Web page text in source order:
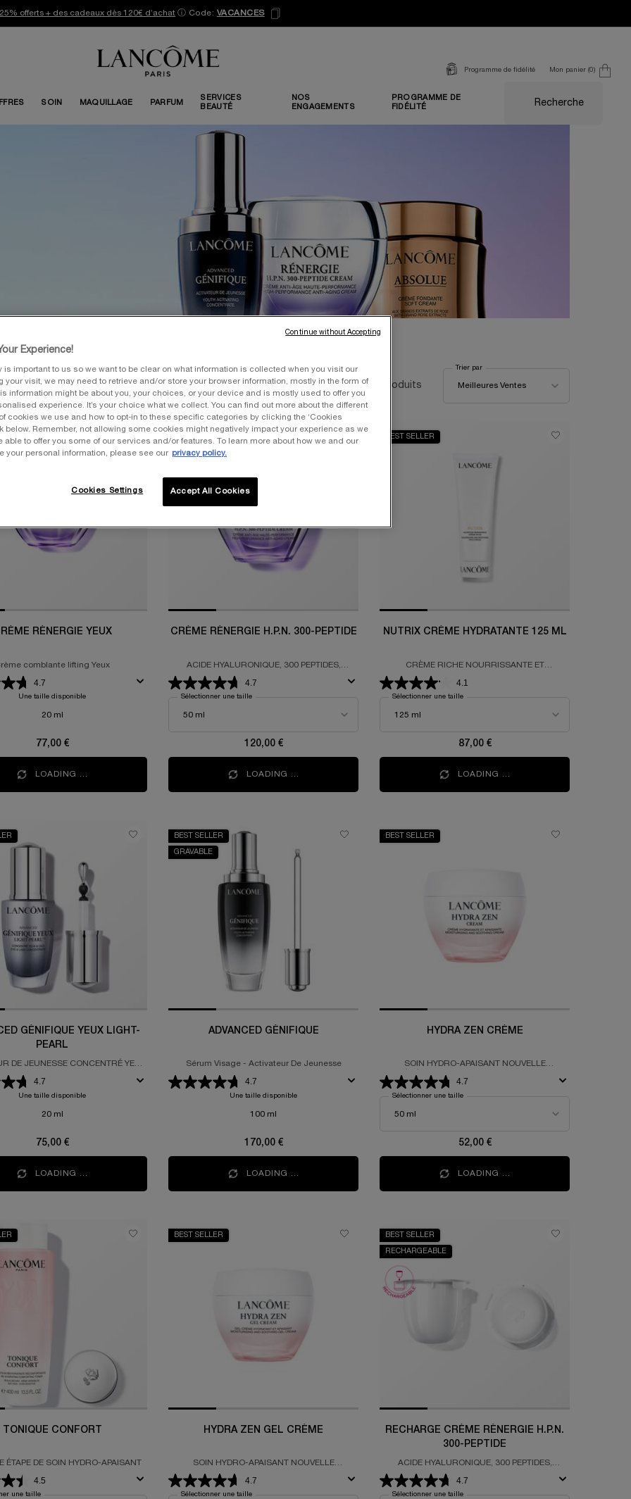
25% offerts + des cadeaux dès 120€ d’achat ⓘ Code: VACANCES
Programme de fidélité
Mon panier 0
0 produit
SOIN MAQUILLAGE PARFUM
SERVICES
BEAUTÉ
NOS
ENGAGEMENTS
PROGRAMME DE
FIDÉLITÉ
Recherche
90 produits
Meilleures Ventes
Trier par
RÉNERGIE YEUX
comblante lifting Yeux
4.7
Une taille disponible
20 ml
77,00 €
LOADING ...
BEST SELLER
CRÈME RÉNERGIE H.P.N. 300-PEPTIDE
ACIDE HYALURONIQUE, 300 PEPTIDES,
4.7
Sélectionner une taille
120,00 €
LOADING ...
BEST SELLER
NUTRIX CRÈME HYDRATANTE 125 ML
CRÈME RICHE NOURRISSANTE ET
4.1
Sélectionner une taille
87,00 €
LOADING ...
GÉNIFIQUE YEUX LIGHT-
PEARL
DE JEUNESSE CONCENTRÉ YEUX
4.7
Une taille disponible
20 ml
75,00 €
LOADING ...
BEST SELLER
GRAVABLE
ADVANCED GÉNIFIQUE
Sérum Visage - Activateur De Jeunesse
4.7
Une taille disponible
100 ml
170,00 €
LOADING ...
BEST SELLER
HYDRA ZEN CRÈME
SOIN HYDRO-APAISANT NOUVELLE
GÉNÉRATION POUR PEAUX SENSIBLES​
4.7
Sélectionner une taille
52,00 €
LOADING ...
TONIQUE CONFORT
ÉTAPE DE SOIN HYDRO-APAISANT
4.5
une taille
BEST SELLER
HYDRA ZEN GEL CRÈME
SOIN HYDRO-APAISANT NOUVELLE
GÉNÉRATION POUR PEAUX SENSIBLES
4.7
Sélectionner une taille
BEST SELLER
RECHARGEABLE
RECHARGE CRÈME RÉNERGIE H.P.N.
300-PEPTIDE
ACIDE HYALURONIQUE, 300 PEPTIDES,
4.7
Sélectionner une taille
Experience!
is important to us so we want to be clear on what information is collected when you visit our
your visit, we may need to retrieve and/or store your browser information, mostly in the form of
information might be about you, your choices, or your device and is mostly used to offer you
experience. It’s your choice what we collect. You can find out more about the different
cookies we use and how to opt-in to these specific categories by clicking the ‘Cookies
below. Remember, not allowing some cookies might negatively impact your experience as we
able to offer you some of our services and/or features. To learn more about how we and our
your personal information, please see our privacy policy.
Cookies Settings Accept All Cookies
Continue without Accepting